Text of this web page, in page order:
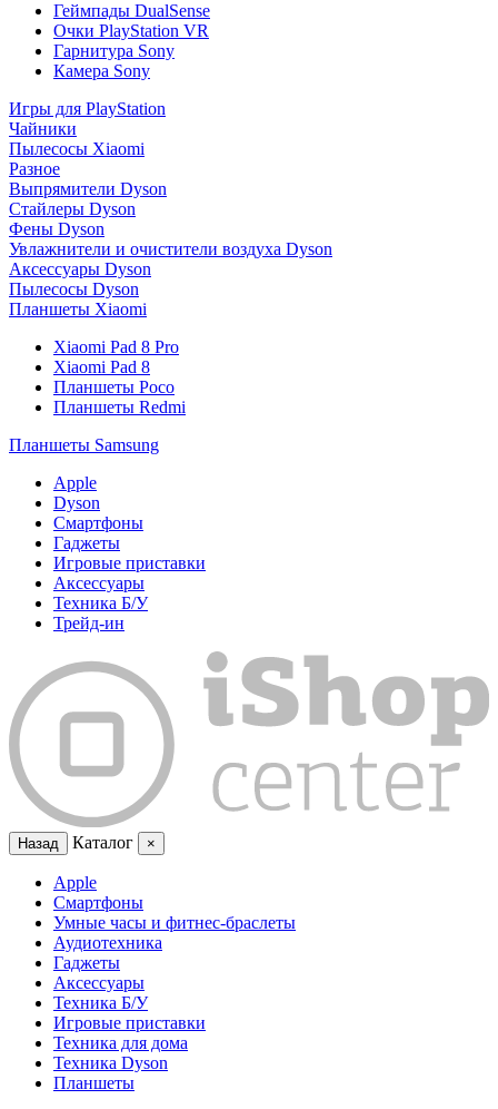
Геймпады DualSense
Очки PlayStation VR
Гарнитура Sony
Камера Sony
Игры для PlayStation
Чайники
Пылесосы Xiaomi
Разное
Выпрямители Dyson
Стайлеры Dyson
Фены Dyson
Увлажнители и очистители воздуха Dyson
Аксессуары Dyson
Пылесосы Dyson
Планшеты Xiaomi
Xiaomi Pad 8 Pro
Xiaomi Pad 8
Планшеты Poco
Планшеты Redmi
Планшеты Samsung
Apple
Dyson
Смартфоны
Гаджеты
Игровые приставки
Аксессуары
Техника Б/У
Трейд-ин
Назад Каталог ×
Apple
Смартфоны
Умные часы и фитнес-браслеты
Аудиотехника
Гаджеты
Аксессуары
Техника Б/У
Игровые приставки
Техника для дома
Техника Dyson
Планшеты